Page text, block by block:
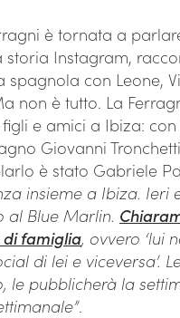
è tornata a
storia Instagram,
spagnola con Leone,
non è tutto. La
e amici a Ibiza: con
Giovanni Tronchetti
è stato Gabriele
insieme a Ibiza. Ieri
al Blue Marlin.
famiglia, ovvero ‘lui
di lei e viceversa’.
le pubblicherà la
.